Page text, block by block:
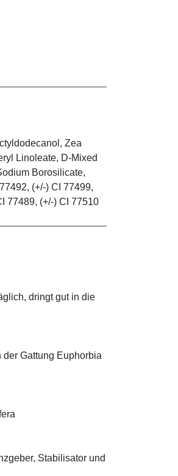
Zea
Linoleate, D-Mixed
Borosilicate,
(+/-) CI 77499,
77489, (+/-) CI 77510
dringt gut in die
Gattung Euphorbia
Stabilisator und